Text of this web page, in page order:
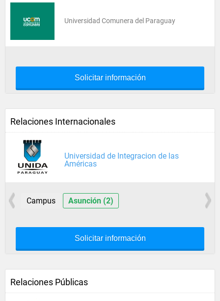
Universidad Comunera del Paraguay
Solicitar información
Relaciones Internacionales
Universidad de Integracion de las
Américas
Campus Asunción (2)
Solicitar información
Relaciones Públicas